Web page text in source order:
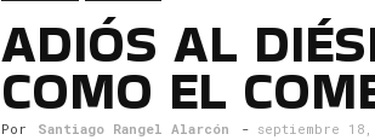
ADIÓS AL
COMO EL
Por Santiago Rangel Alarcón - septiembre 18,